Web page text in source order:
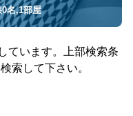
名,1部屋
ています。上部検索条
索して下さい。